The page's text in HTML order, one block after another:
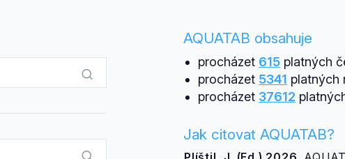
AQUATAB obsahuje
procházet 615platných
procházet 5341 platných
procházet 37612
Jak citovat AQUATAB?